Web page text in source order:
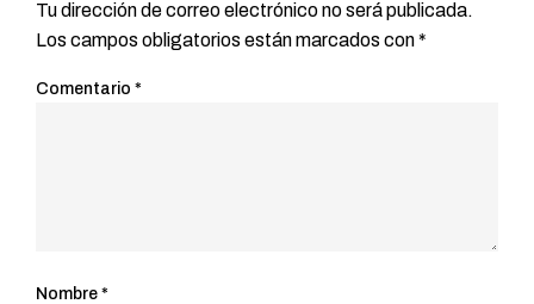
Tu dirección de correo electrónico no será publicada.
Los campos obligatorios están marcados con*
Comentario *
Nombre *